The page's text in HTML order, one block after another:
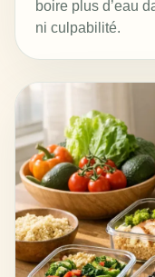
boire plus d’eau
ni culpabilité.